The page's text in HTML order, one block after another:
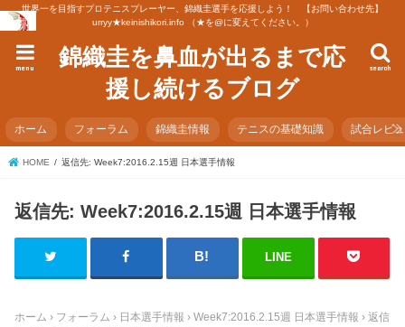
世界一を目指すプロテニスプレーヤー、錦織圭選手を応援しよう！ 【お問い合わせ先】
urryy★keinishikori.info （★を@に変えてください。）
錦織圭を鼻血が出るまで応
援し続けるブログ
search
menu
ホーム フォーラム 錦織圭情報 テニスの基礎知識 試合レビ
HOME 返信先: Week7:2016.2.15週 日本選手情報
返信先: Week7:2016.2.15週 日本選手情報
LINE
ホーム › フォーラム › 日本選手情報 › Week7:2016.2.15週 日本選手情報 › 返信